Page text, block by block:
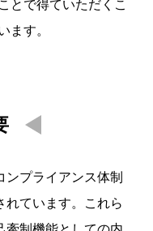
とで得ていただくこ
ます。
ンプライアンス体制
ています。これら